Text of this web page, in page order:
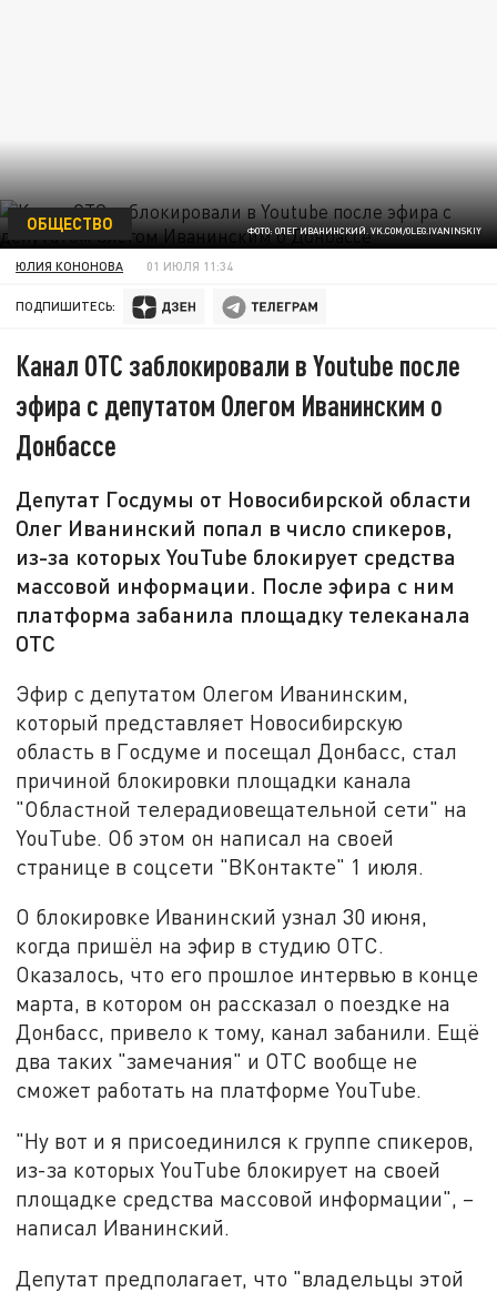
ФОТО: ОЛЕГ ИВАНИНСКИЙ. VK.COM/OLEG.IVANINSKIY
ОБЩЕСТВО
ЮЛИЯ КОНОНОВА 01 ИЮЛЯ 11:34
ПОДПИШИТЕСЬ:
Канал ОТС заблокировали в Youtube после
эфира с депутатом Олегом Иванинским о
Донбассе
Депутат Госдумы от Новосибирской области
Олег Иванинский попал в число спикеров,
из-за которых YouTube блокирует средства
массовой информации. После эфира с ним
платформа забанила площадку телеканала
ОТС
Эфир с депутатом Олегом Иванинским,
который представляет Новосибирскую
область в Госдуме и посещал Донбасс, стал
причиной блокировки площадки канала
"Областной телерадиовещательной сети" на
YouTube. Об этом он написал на своей
странице в соцсети "ВКонтакте" 1 июля.
О блокировке Иванинский узнал 30 июня,
когда пришёл на эфир в студию ОТС.
Оказалось, что его прошлое интервью в конце
марта, в котором он рассказал о поездке на
Донбасс, привело к тому, канал забанили. Ещё
два таких "замечания" и ОТС вообще не
сможет работать на платформе YouTube.
"Ну вот и я присоединился к группе спикеров,
из-за которых YouTube блокирует на своей
площадке средства массовой информации", –
написал Иванинский.
Депутат предполагает, что "владельцы этой